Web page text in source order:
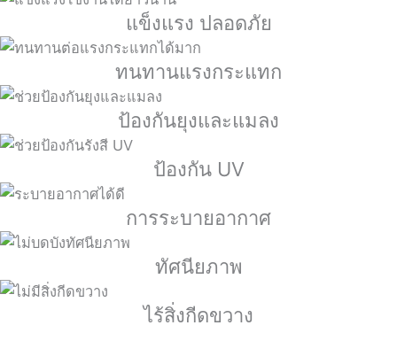
แข็งแรง ปลอดภัย
ทนทานแรงกระแทก
ป้องกันยุงและแมลง
ป้องกัน UV
การระบายอากาศ
ทัศนียภาพ
ไร้สิ่งกีดขวาง